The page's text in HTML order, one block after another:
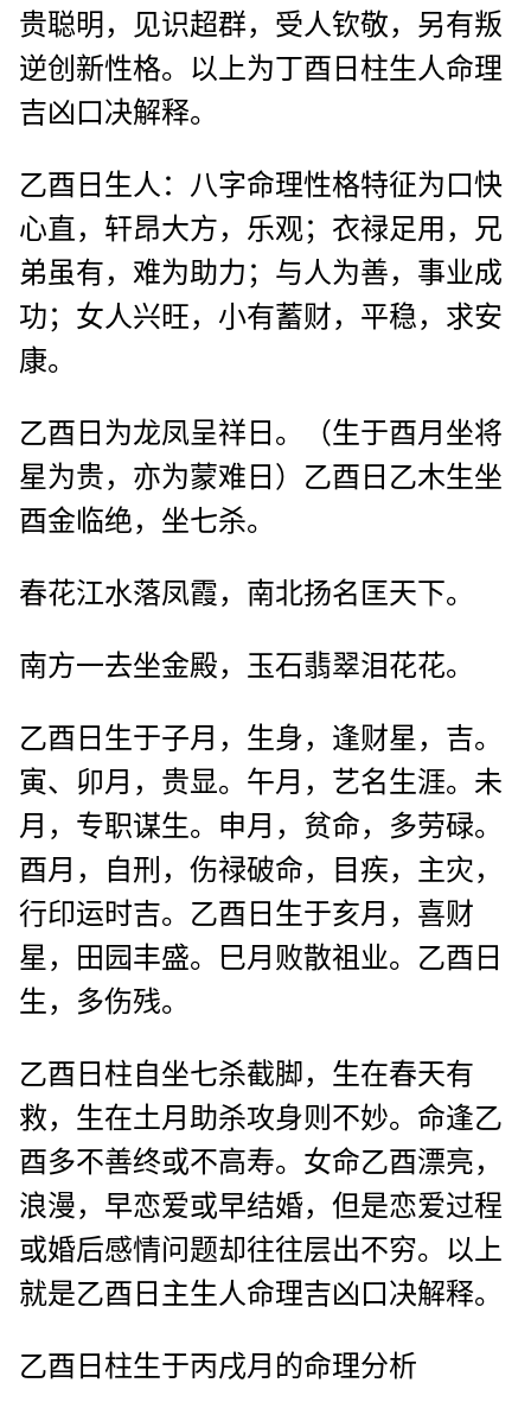
贵聪明，见识超群，受人钦敬，另有叛
逆创新性格。以上为丁酉日柱生人命理
吉凶口决解释。
乙酉日生人：八字命理性格特征为口快
心直，轩昂大方，乐观；衣禄足用，兄
弟虽有，难为助力；与人为善，事业成
功；女人兴旺，小有蓄财，平稳，求安
康。
乙酉日为龙凤呈祥日。（生于酉月坐将
星为贵，亦为蒙难日）乙酉日乙木生坐
酉金临绝，坐七杀。
春花江水落凤霞，南北扬名匡天下。
南方一去坐金殿，玉石翡翠泪花花。
乙酉日生于子月，生身，逢财星，吉。
寅、卯月，贵显。午月，艺名生涯。未
月，专职谋生。申月，贫命，多劳碌。
酉月，自刑，伤禄破命，目疾，主灾，
行印运时吉。乙酉日生于亥月，喜财
星，田园丰盛。巳月败散祖业。乙酉日
生，多伤残。
乙酉日柱自坐七杀截脚，生在春天有
救，生在土月助杀攻身则不妙。命逢乙
酉多不善终或不高寿。女命乙酉漂亮，
浪漫，早恋爱或早结婚，但是恋爱过程
或婚后感情问题却往往层出不穷。以上
就是乙酉日主生人命理吉凶口决解释。
乙酉日柱生于丙戌月的命理分析